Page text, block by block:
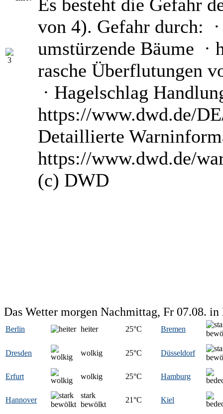
Es besteht die Gefahr
von 4). Gefahr durch:
umstürzende Bäume ·
rasche Überflutungen
· Hagelschlag
https://www.dwd.de/
Detaillierte
https://www.dwd.de/
(c) DWD
Das Wetter morgen Nachmittag, Fr 07.08. in
Berlin heiter 25°C Bremen
Dresden wolkig 25°C Düsseldorf
Erfurt wolkig 25°C Hamburg
Hannover
stark
bewölkt
21°C Kiel